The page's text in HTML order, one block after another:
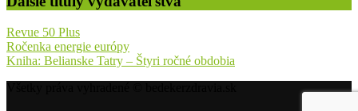
Revue 50 Plus
Ročenka energie európy
Kniha: Belianske Tatry – Štyri ročné obdobia